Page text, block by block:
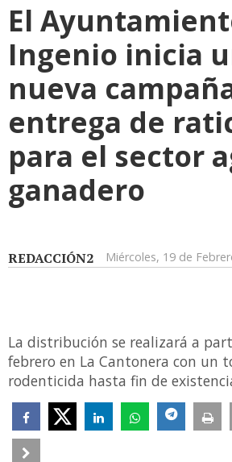
El
Ingenio inicia
nueva
entrega de
para el sector
ganadero
REDACCIÓN2 Miércoles, 19 de
La distribución se realizará a
febrero en La Cantonera con un
rodenticida hasta fin de